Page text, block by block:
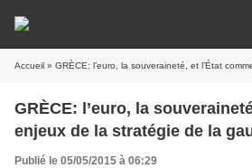
Accueil » GRÈCE: l’euro, la souveraineté, et l’État comme
GRÈCE: l’euro, la
enjeux de la stratégie de la
Publié le 05/05/2015 à 06:29